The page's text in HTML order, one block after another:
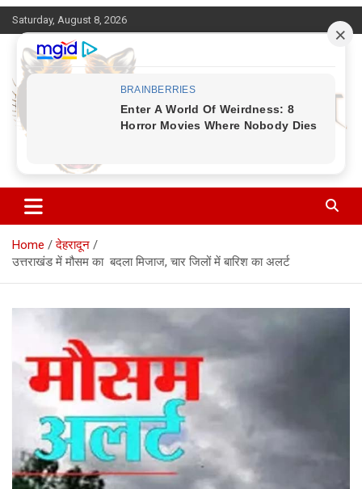
Skip
to
content
Saturday, August 8, 2026
Corbett Halchal (कॉर्बेट हलचल)
Home
देहरादून
उत्तराखंड में मौसम का बदला मिजाज, चार जिलों में बारिश का अलर्ट